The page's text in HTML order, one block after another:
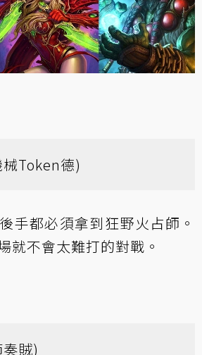
Token德)
手都必須拿到狂野火占師。
就不會太難打的對戰。
賊)